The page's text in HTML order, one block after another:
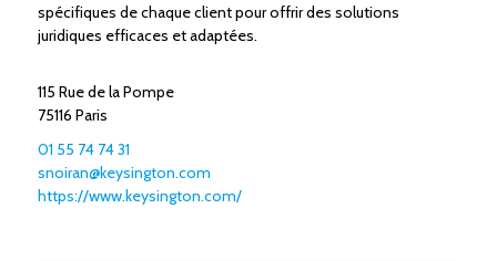
spécifiques de chaque client pour offrir des solutions
juridiques efficaces et adaptées.
115 Rue de la Pompe
75116 Paris
01 55 74 74 31
snoiran@keysington.com
https://www.keysington.com/